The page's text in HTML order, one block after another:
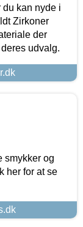
du kan nyde i
Zirkoner
der
udvalg.
smykker og
her for at se